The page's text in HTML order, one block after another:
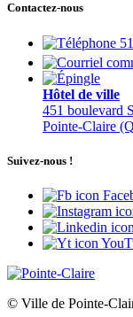
Contactez-nous
Hôtel de ville
451 boulevard
Pointe-Claire
Suivez-nous !
© Ville de Pointe-